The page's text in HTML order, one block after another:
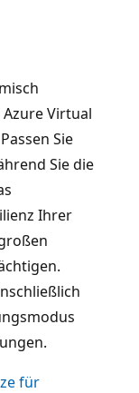
Virtual
Sie
Sie die
Ihrer
für